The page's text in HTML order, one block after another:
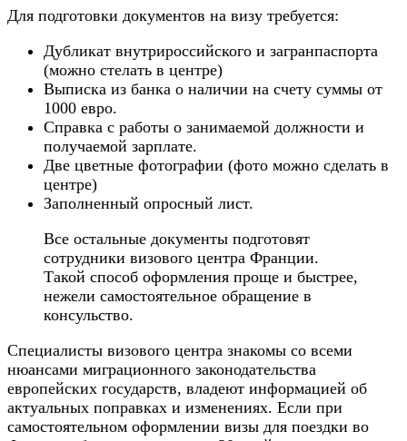
Для подготовки документов на визу требуется:
Дубликат внутрироссийского и загранпаспорта
(можно стелать в центре)
Выписка из банка о наличии на счету суммы от
1000 евро.
Справка с работы о занимаемой должности и
получаемой зарплате.
Две цветные фотографии (фото можно сделать в
центре)
Заполненный опросный лист.
Все остальные документы подготовят
сотрудники визового центра Франции.
Такой способ оформления проще и быстрее,
нежели самостоятельное обращение в
консульство.
Специалисты визового центра знакомы со всеми
нюансами миграционного законодательства
европейских государств, владеют информацией об
актуальных поправках и изменениях. Если при
самостоятельном оформлении визы для поездки во